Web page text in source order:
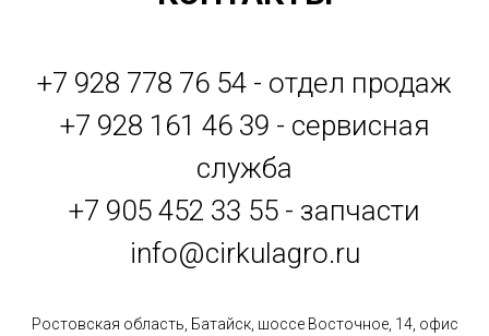
+7 928 778 76 54 - отдел продаж
+7 928 161 46 39 - сервисная
служба
+7 905 452 33 55 - запчасти
info@cirkulagro.ru
Ростовская область, Батайск, шоссе Восточное, 14, офис